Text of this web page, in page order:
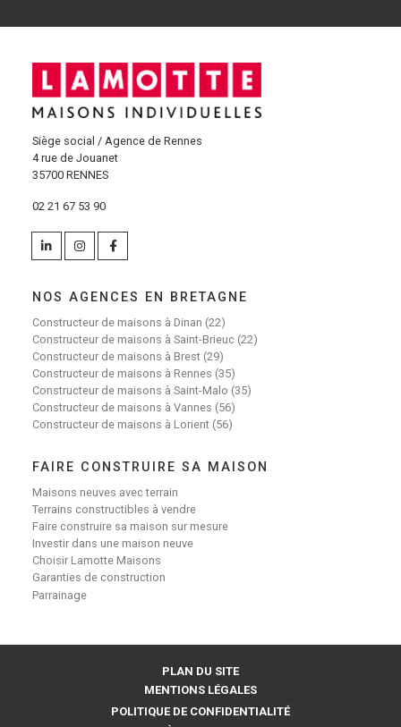
Siège social / Agence de Rennes
4 rue de Jouanet
35700 RENNES
02 21 67 53 90
NOS AGENCES EN BRETAGNE
Constructeur de maisons à Dinan (22)
Constructeur de maisons à Saint-Brieuc (22)
Constructeur de maisons à Brest (29)
Constructeur de maisons à Rennes (35)
Constructeur de maisons à Saint-Malo (35)
Constructeur de maisons à Vannes (56)
Constructeur de maisons à Lorient (56)
FAIRE CONSTRUIRE SA MAISON
Maisons neuves avec terrain
Terrains constructibles à vendre
Faire construire sa maison sur mesure
Investir dans une maison neuve
Choisir Lamotte Maisons
Garanties de construction
Parrainage
PLAN DU SITE
MENTIONS LÉGALES
POLITIQUE DE CONFIDENTIALITÉ